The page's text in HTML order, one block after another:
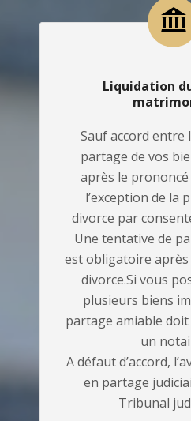
Liquidation
Sauf accord entre
partage de vos
après le prononcé
l’exception de la
divorce par
Une tentative de
est obligatoire
divorce.Si vous
plusieurs biens
partage amiable
un
A défaut d’accord,
en partage
Tribunal